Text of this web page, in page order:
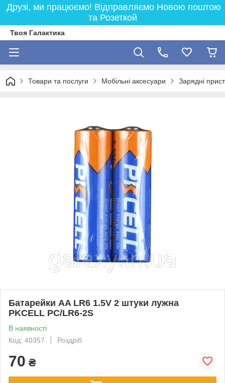
Друзі, ми працюємо! Відправляємо Новою поштою
та Розеткой
Твоя Галактика
Товари та послуги Мобільні аксесуари Зарядні
Батарейки AA LR6 1.5V 2 штуки лужна
PKCELL PC/LR6-2S
В наявності
Код: 40357
Роздріб
70 ₴